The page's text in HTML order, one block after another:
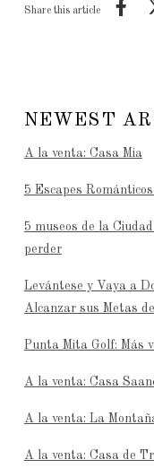
Share this article
NEWEST
A la venta: Casa Mia
5 Escapes Románticos
5 museos de la
perder
Levántese y Vaya a
Alcanzar sus Metas
Punta Mita Golf: Más
A la venta: Casa
A la venta: La
A la venta: Casa de